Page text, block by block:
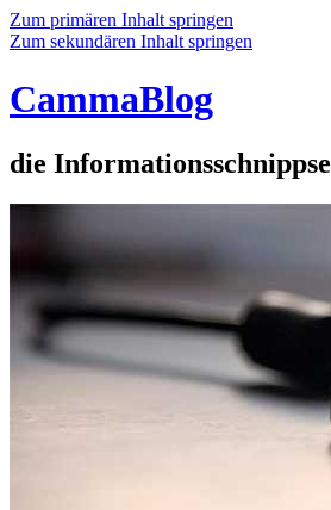
Zum primären Inhalt springen
Zum sekundären Inhalt springen
CammaBlog
die